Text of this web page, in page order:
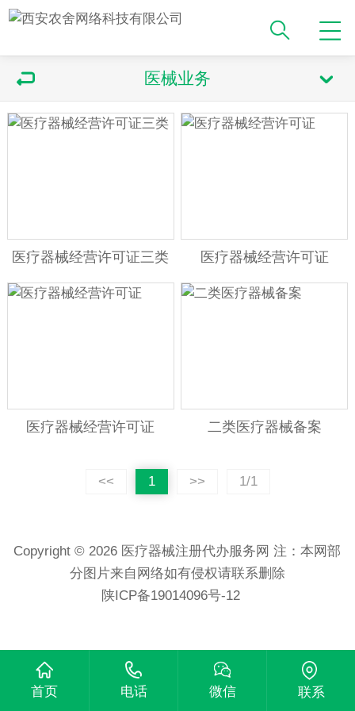
医械业务
医疗器械经营许可证三类 医疗器械经营许可证
医疗器械经营许可证 二类医疗器械备案
<< 1 >> 1/1
Copyright © 2026 医疗器械注册代办服务网 注：本网部
分图片来自网络如有侵权请联系删除
陕ICP备19014096号-12
首页 电话 微信 联系